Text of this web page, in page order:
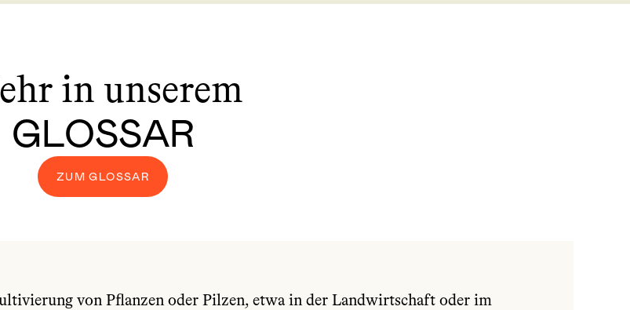
in unserem
GLOSSAR
ZUM GLOSSAR
von Pflanzen oder Pilzen, etwa in der Landwirtschaft oder im